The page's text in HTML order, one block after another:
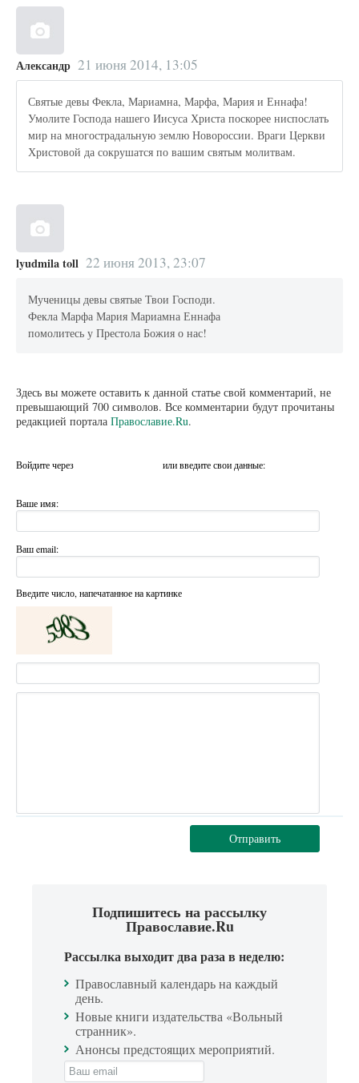
Александр 21 июня 2014, 13:05
Святые девы Фекла, Мариамна, Марфа, Мария и Еннафа!
Умолите Господа нашего Иисуса Христа поскорее ниспослать
мир на многострадальную землю Новороссии. Враги Церкви
Христовой да сокрушатся по вашим святым молитвам.
lyudmila toll 22 июня 2013, 23:07
Мученицы девы святые Твои Господи.
Фекла Марфа Мария Мариамна Еннафа
помолитесь у Престола Божия о нас!
Здесь вы можете оставить к данной статье свой комментарий, не
превышающий 700 символов. Все комментарии будут прочитаны
редакцией портала Православие.Ru.
Войдите через или введите свои данные:
Ваше имя:
Ваш email:
Введите число, напечатанное на картинке
Отправить
Подпишитесь на рассылку
Православие.Ru
Рассылка выходит два раза в неделю:
Православный календарь на каждый
день.
Новые книги издательства «Вольный
странник».
Анонсы предстоящих мероприятий.